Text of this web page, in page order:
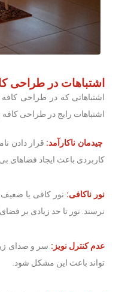
اشتباهات در طراحی
اشتباهاتی که در طراحی
اشتباهات رایج در طراحی کافه
چیدمان ناکارآمد: قرار دادن
کاربردی باعث ایجاد
نور ناکافی: نور کافی یا
نرسند. نور تا حد زیادی بر
عدم کنترل نویز: سر و صدای
تواند باعث این مشکل شود.